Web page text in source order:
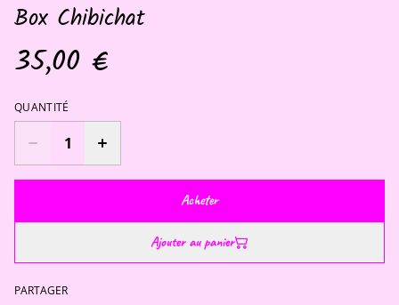
Box Chibichat
35,00 €
QUANTITÉ
Acheter
Ajouter au panier
PARTAGER